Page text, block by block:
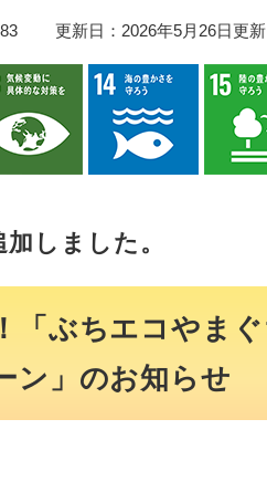
更新日：2026年5月26日更新
しました。
「ぶちエコやま
ン」のお知らせ